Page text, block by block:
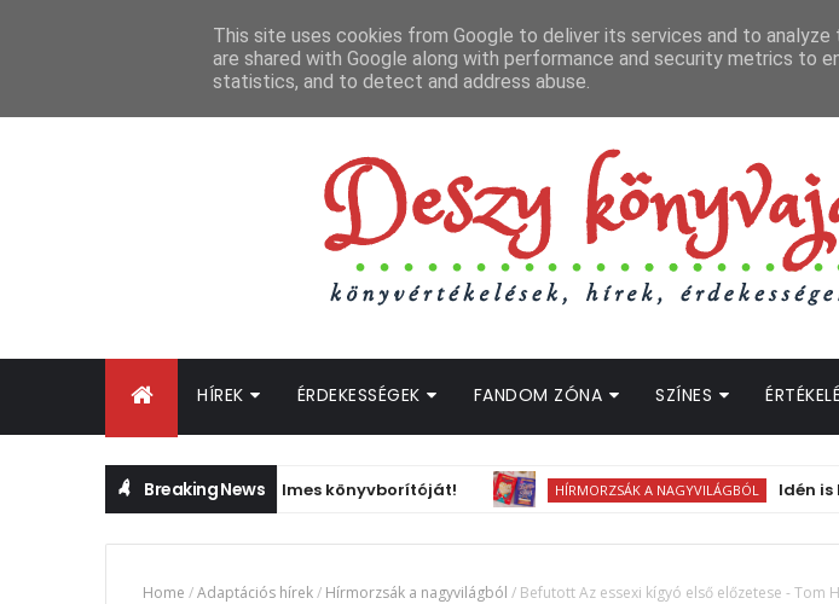
HÍREK ÉRDEKESSÉGEK FANDOM ZÓNA SZÍNES
Breaking News
- A szerelem képlete filmes könyvborítóját! HÍRMORZSÁK A NAGYVILÁGBÓL Idén is lesz
Home /Adaptációs hírek/ Hírmorzsák a nagyvilágból / Befutott Az essexi kígyó első előzetese - Tom
This site uses cookies from Google to deliver its services and to analyze
are shared with Google along with performance and security metrics to
statistics, and to detect and address abuse.